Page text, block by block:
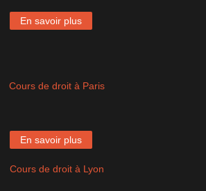
En savoir plus
Cours de droit à Paris
En savoir plus
Cours de droit à Lyon